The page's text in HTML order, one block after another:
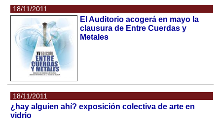
18/11/2011
El Auditorio acogerá en mayo la
clausura de Entre Cuerdas y
Metales
18/11/2011
¿hay alguien ahí? exposición colectiva de arte en
vidrio